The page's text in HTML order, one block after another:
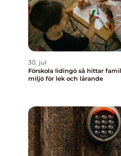
30. jul
Förskola lidingö så hittar familjer rätt
miljö för lek och lärande